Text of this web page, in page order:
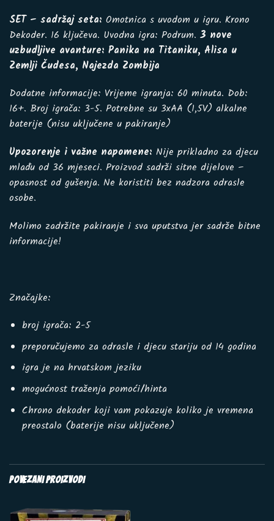
SET – sadržaj seta: Omotnica s uvodom u igru. Krono
Dekoder. 16 ključeva. Uvodna igra: Podrum. 3 nove
uzbudljive avanture: Panika na Titaniku, Alisa u
Zemlji Čudesa, Najezda Zombija
Dodatne informacije: Vrijeme igranja: 60 minuta. Dob:
16+. Broj igrača: 3-5. Potrebne su 3xAA (1,5V) alkalne
baterije (nisu uključene u pakiranje)
Upozorenje i važne napomene: Nije prikladno za djecu
mlađu od 36 mjeseci. Proizvod sadrži sitne dijelove –
opasnost od gušenja. Ne koristiti bez nadzora odrasle
osobe.
Molimo zadržite pakiranje i sva uputstva jer sadrže bitne
informacije!
Značajke:
broj igrača: 2-5
preporučujemo za odrasle i djecu stariju od 14 godina
igra je na hrvatskom jeziku
mogućnost traženja pomoći/hinta
Chrono dekoder koji vam pokazuje koliko je vremena
preostalo (baterije nisu uključene)
POVEZANI PROIZVODI